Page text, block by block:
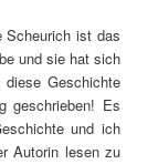
Scheurich ist das
und sie hat sich
Geschichte
geschrieben! Es
und ich
Autorin lesen zu